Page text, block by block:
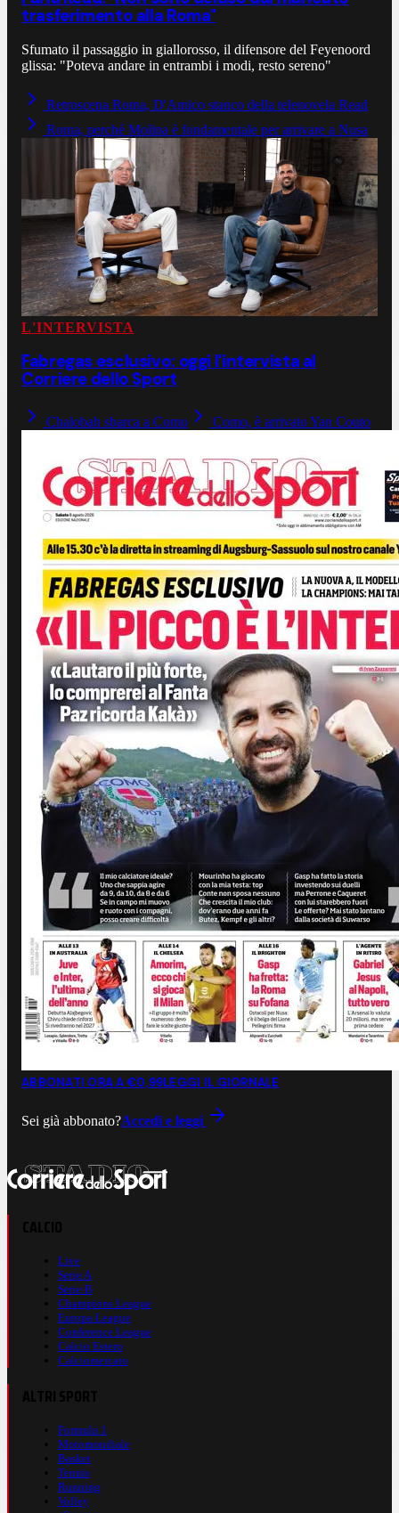
trasferimento alla Roma"
Sfumato il passaggio in giallorosso, il difensore del Feyenoord
glissa: "Poteva andare in entrambi i modi, resto sereno"
Retroscena Roma, D'Amico stanco della telenovela Read
Roma, perché Molina è fondamentale per arrivare a Nusa
L'INTERVISTA
Fabregas esclusivo: oggi l'intervista al
Corriere dello Sport
Chalobah sbarca a Como Como, è arrivato Yan Couto
ABBONATI ORA A €0,99LEGGI IL GIORNALE
Sei già abbonato?Accedi e leggi
Live
Serie A
Serie B
Champions League
Europa League
Conference League
Calcio Estero
Calciomercato
Formula 1
Motomondiale
Basket
Tennis
Running
Volley